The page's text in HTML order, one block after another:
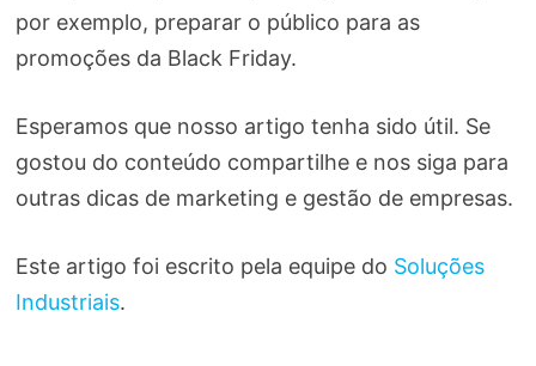
por exemplo, preparar o público para as
promoções da Black Friday.
Esperamos que nosso artigo tenha sido útil. Se
gostou do conteúdo compartilhe e nos siga para
outras dicas de marketing e gestão de empresas.
Este artigo foi escrito pela equipe do Soluções
Industriais.